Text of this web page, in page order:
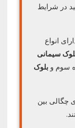
در شرایط
انواع
سیمانی
سوم و بلوک
چگالی بین